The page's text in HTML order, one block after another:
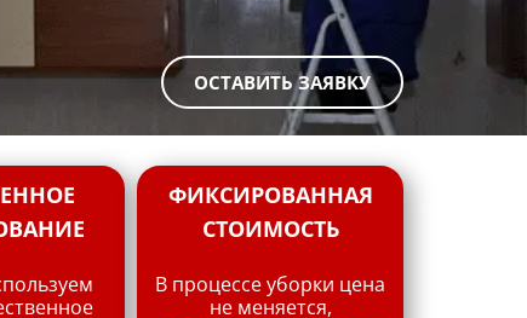
ОСТАВИТЬ ЗАЯВКУ
ФИКСИРОВАННАЯ
СТОИМОСТЬ
В процессе уборки цена
не меняется,